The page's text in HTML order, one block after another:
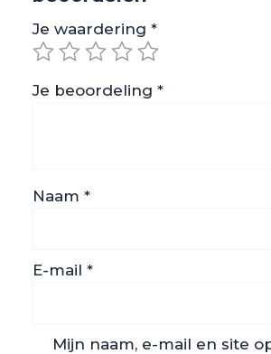
Je waardering *
Je beoordeling *
Naam *
E-mail *
Mijn naam, e-mail en site